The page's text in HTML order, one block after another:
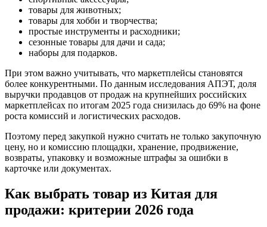
товары для животных;
товары для хобби и творчества;
простые инструменты и расходники;
сезонные товары для дачи и сада;
наборы для подарков.
При этом важно учитывать, что маркетплейсы становятся
более конкурентными. По данным исследования АПЭТ, доля
выручки продавцов от продаж на крупнейших российских
маркетплейсах по итогам 2025 года снизилась до 69% на фоне
роста комиссий и логистических расходов.
Поэтому перед закупкой нужно считать не только закупочную
цену, но и комиссию площадки, хранение, продвижение,
возвраты, упаковку и возможные штрафы за ошибки в
карточке или документах.
Как выбрать товар из Китая для
продажи: критерии 2026 года